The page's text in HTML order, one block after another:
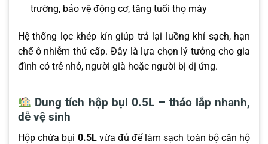
trường, bảo vệ động cơ, tăng tuổi thọ máy
Hệ thống lọc khép kín giúp trả lại luồng khí sạch, hạn
chế ô nhiễm thứ cấp. Đây là lựa chọn lý tưởng cho gia
đình có trẻ nhỏ, người già hoặc người bị dị ứng.
Dung tích hộp bụi 0.5L – tháo lắp nhanh,
dễ vệ sinh
Hộp chứa bụi 0.5Lvừa đủ để làm sạch toàn bộ căn hộ